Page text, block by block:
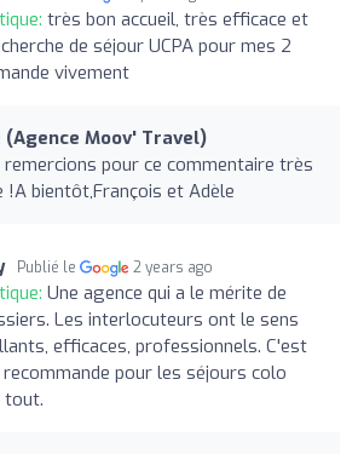
très bon accueil, très efficace et
de séjour UCPA pour mes 2
vivement
(Agence Moov' Travel)
pour ce commentaire très
!A bientôt,François et Adèle
Publié le 2 years ago
Une agence qui a le mérite de
Les interlocuteurs ont le sens
efficaces, professionnels. C'est
recommande pour les séjours colo
tout.